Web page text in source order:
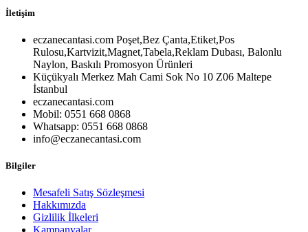
İletişim
eczanecantasi.com Poşet,Bez Çanta,Etiket,Pos
Rulosu,Kartvizit,Magnet,Tabela,Reklam Dubası, Balonlu
Naylon, Baskılı Promosyon Ürünleri
Küçükyalı Merkez Mah Cami Sok No 10 Z06 Maltepe
İstanbul
eczanecantasi.com
Mobil: 0551 668 0868
Whatsapp: 0551 668 0868
info@eczanecantasi.com
Bilgiler
Mesafeli Satış Sözleşmesi
Hakkımızda
Gizlilik İlkeleri